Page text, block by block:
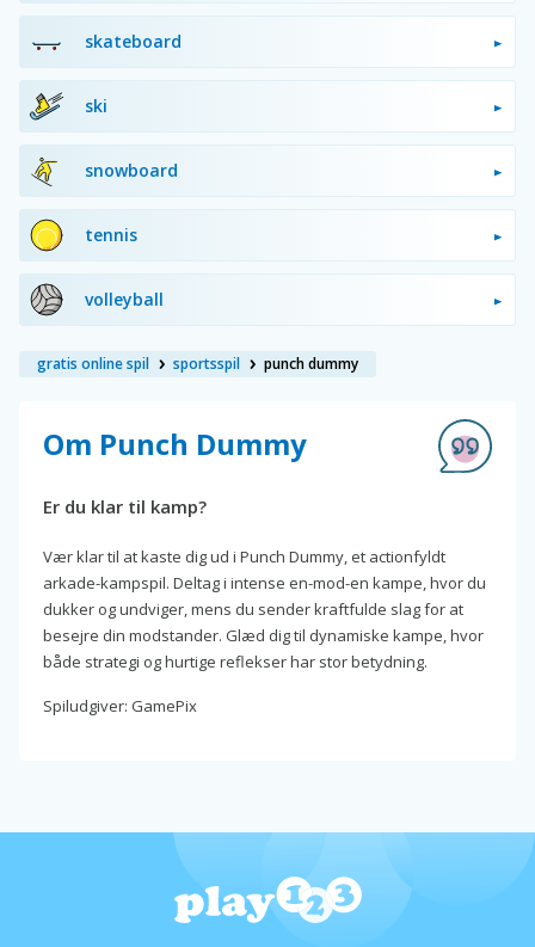
skateboard
ski
snowboard
tennis
volleyball
gratis online spil sportsspil punch dummy
Om Punch Dummy
Er du klar til kamp?
Vær klar til at kaste dig ud i Punch Dummy, et actionfyldt
arkade-kampspil. Deltag i intense en-mod-en kampe, hvor du
dukker og undviger, mens du sender kraftfulde slag for at
besejre din modstander. Glæd dig til dynamiske kampe, hvor
både strategi og hurtige reflekser har stor betydning.
Spiludgiver: GamePix